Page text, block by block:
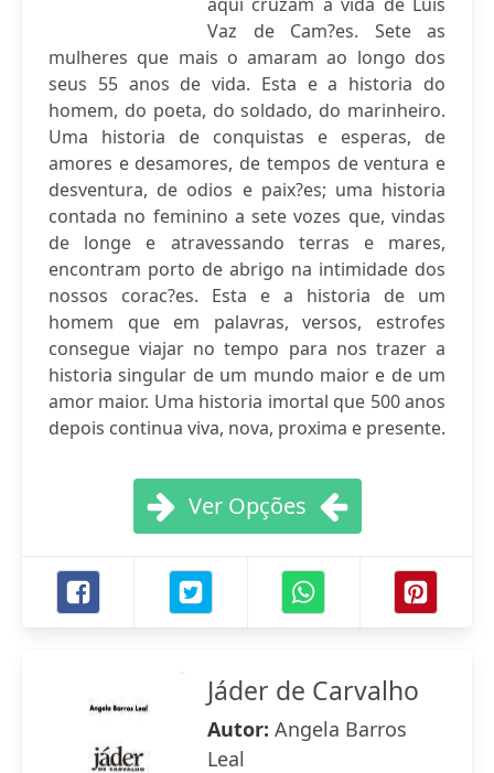
Vaz de Cam?es. Sete as
mulheres que mais o amaram ao longo dos
seus 55 anos de vida. Esta e a historia do
homem, do poeta, do soldado, do marinheiro.
Uma historia de conquistas e esperas, de
amores e desamores, de tempos de ventura e
desventura, de odios e paix?es; uma historia
contada no feminino a sete vozes que, vindas
de longe e atravessando terras e mares,
encontram porto de abrigo na intimidade dos
nossos corac?es. Esta e a historia de um
homem que em palavras, versos, estrofes
consegue viajar no tempo para nos trazer a
historia singular de um mundo maior e de um
amor maior. Uma historia imortal que 500 anos
depois continua viva, nova, proxima e presente.
Ver Opções
Jáder de Carvalho
Autor: Angela Barros
Leal